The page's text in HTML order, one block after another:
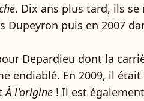
. Dix ans plus tard, ils
Dupeyron puis en 2007
Depardieu dont la
endiablé. En 2009, il
À l'origine ! Il est également